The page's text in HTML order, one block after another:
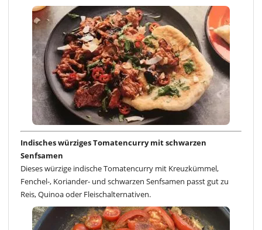
Indisches würziges Tomatencurry mit schwarzen
Senfsamen
Dieses würzige indische Tomatencurry mit Kreuzkümmel,
Fenchel-, Koriander- und schwarzen Senfsamen passt gut zu
Reis, Quinoa oder Fleischalternativen.